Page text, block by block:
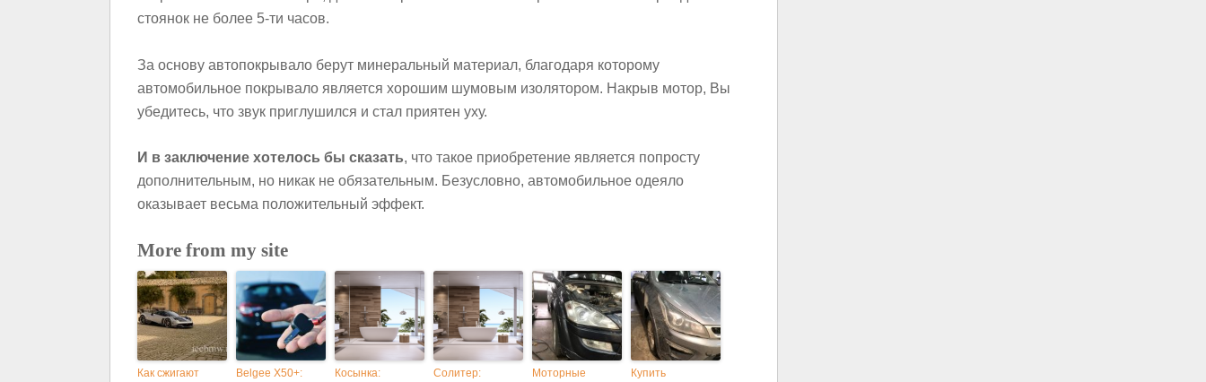
стоянок не более 5-ти часов.
За основу автопокрывало берут минеральный материал, благодаря которому
автомобильное покрывало является хорошим шумовым изолятором. Накрыв мотор, Вы
убедитесь, что звук приглушился и стал приятен уху.
И в заключение хотелось бы сказать, что такое приобретение является попросту
дополнительным, но никак не обязательным. Безусловно, автомобильное одеяло
оказывает весьма положительный эффект.
More from my site
Как сжигают
Belgee X50+:
Косынка:
Солитер:
Моторные
Купить